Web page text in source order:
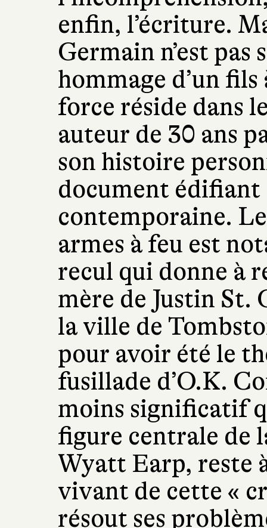
enfin, l’écriture.
Germain n’est pas
hommage d’un
force réside dans
auteur de 30 ans
son histoire
document édifiant
contemporaine.
armes à feu est
recul qui donne à
mère de Justin St.
la ville de
pour avoir été le
fusillade d’O.K.
moins significatif
figure centrale de
Wyatt Earp, reste
vivant de cette «
résout ses